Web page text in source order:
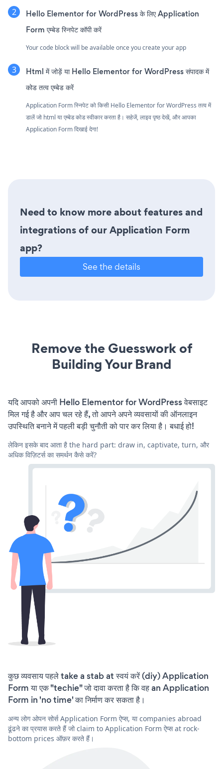
Hello Elementor for WordPress के लिए Application
Form एम्बेड स्निपेट कॉपी करें
Your code block will be available once you create your app
Html में जोड़ें या Hello Elementor for WordPress संपादक में
कोड तत्व एम्बेड करें
Application Form स्निपेट को किसी Hello Elementor for WordPress तत्व में
डालें जो html या एम्बेड कोड स्वीकार करता है। सहेजें, लाइव पृष्ठ देखें, और आपका
Application Form दिखाई देगा!
Need to know more about features and
integrations of our Application Form
app?
See the details
Remove the Guesswork of
Building Your Brand
यदि आपको अपनी Hello Elementor for WordPress वेबसाइट
मिल गई है और आप चल रहे हैं, तो आपने अपने व्यवसायों की ऑनलाइन
उपस्थिति बनाने में पहली बड़ी चुनौती को पार कर लिया है। बधाई हो!
लेकिन इसके बाद आता है the hard part: draw in, captivate, turn, और
अधिक विज़िटर्स का समर्थन कैसे करें?
कुछ व्यवसाय पहले take a stab at स्वयं करें (diy) Application
Form या एक "techie" जो दावा करता है कि वह an Application
Form in 'no time' का निर्माण कर सकता है।
अन्य लोग ओपन सोर्स Application Form ऐप्स, या companies abroad
ढूंढने का प्रयास करते हैं जो claim to Application Form ऐप्स at rock-
bottom prices ऑफ़र करते हैं।